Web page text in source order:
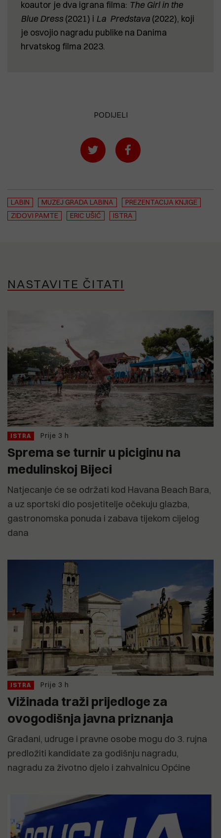
koautor je dva igrana filma: The Girl in the
Blue Dress(2021) i La Predstava (2022), koji
je osvojio nagradu publike na Danima
hrvatskog filma 2023.
PODIJELI
LABIN MUZEJ GRADA LABINA
PREZENTACIJA KNJIGE
ZIDOVI PAMTE
ERIC UŠIĆ ISTRA
NASTAVITE ČITATI
ISTRA Prije 3 h
Sprema se turnir u piciginu na
medulinskoj Bijeci
Natjecanje će se održati kod Havana Beach Bara,
a uz sportski dio posjetitelje očekuju glazba,
gastronomska ponuda i zabava tijekom cijelog
dana
ISTRA Prije 3 h
Vižinada traži prijedloge za
ovogodišnja javna priznanja
Građani, udruge i pravne osobe mogu do 3. rujna
predložiti kandidate za godišnju nagradu,
nagradu za životno djelo i zahvalnicu Općine